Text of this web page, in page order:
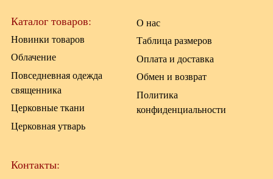
Каталог товаров:
Новинки товаров
Облачение
Повседневная одежда
священника
Церковные ткани
Церковная утварь
О нас
Таблица размеров
Оплата и доставка
Обмен и возврат
Политика
конфиденциальности
Контакты: